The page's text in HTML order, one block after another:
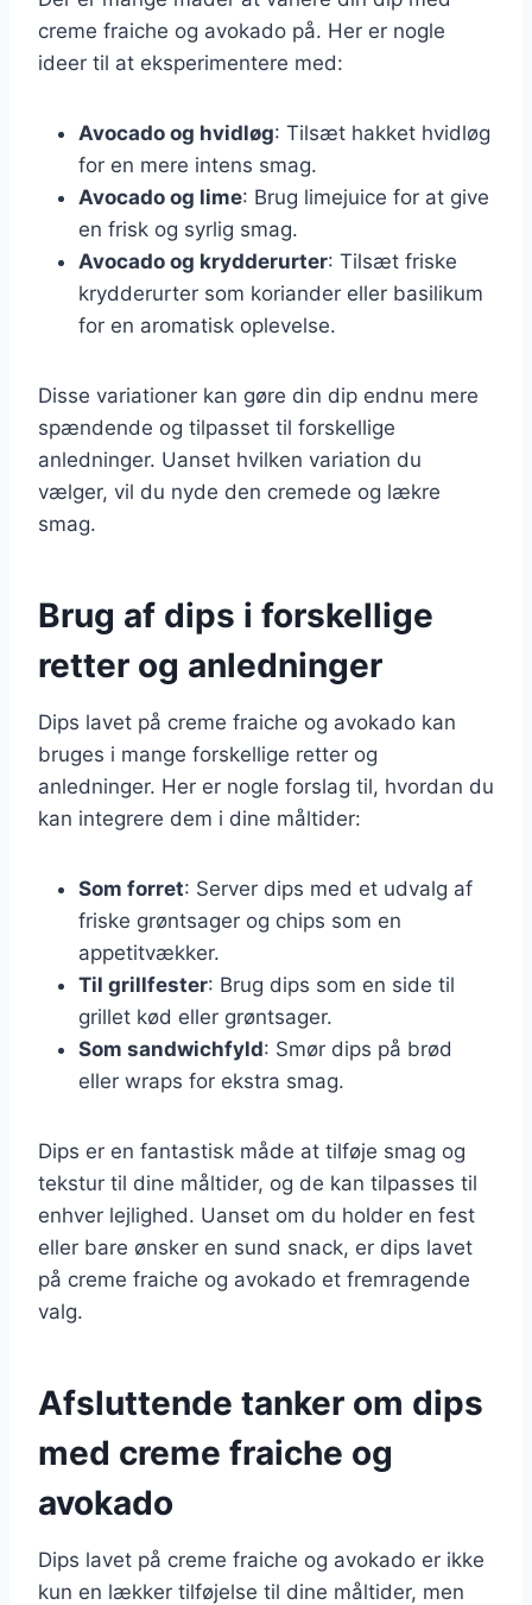
creme fraiche og avokado på. Her er nogle
ideer til at eksperimentere med:
Avocado og hvidløg: Tilsæt hakket hvidløg
for en mere intens smag.
Avocado og lime: Brug limejuice for at give
en frisk og syrlig smag.
Avocado og krydderurter: Tilsæt friske
krydderurter som koriander eller basilikum
for en aromatisk oplevelse.
Disse variationer kan gøre din dip endnu mere
spændende og tilpasset til forskellige
anledninger. Uanset hvilken variation du
vælger, vil du nyde den cremede og lækre
smag.
Brug af dips i forskellige
retter og anledninger
Dips lavet på creme fraiche og avokado kan
bruges i mange forskellige retter og
anledninger. Her er nogle forslag til, hvordan du
kan integrere dem i dine måltider:
Som forret: Server dips med et udvalg af
friske grøntsager og chips som en
appetitvækker.
Til grillfester: Brug dips som en side til
grillet kød eller grøntsager.
Som sandwichfyld: Smør dips på brød
eller wraps for ekstra smag.
Dips er en fantastisk måde at tilføje smag og
tekstur til dine måltider, og de kan tilpasses til
enhver lejlighed. Uanset om du holder en fest
eller bare ønsker en sund snack, er dips lavet
på creme fraiche og avokado et fremragende
valg.
Afsluttende tanker om dips
med creme fraiche og
avokado
Dips lavet på creme fraiche og avokado er ikke
kun en lækker tilføjelse til dine måltider, men